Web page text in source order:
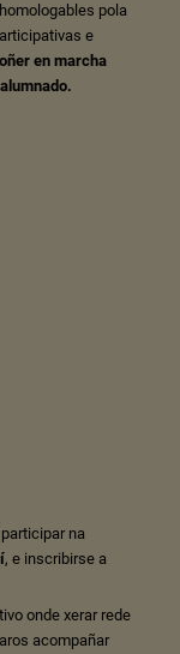
pola
e
en marcha
na
, e inscribirse a
onde xerar rede
acompañar